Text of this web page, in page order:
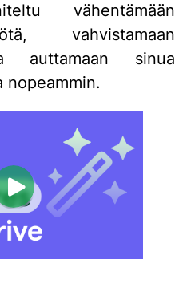
vähentämään
vahvistamaan
auttamaan sinua
nopeammin.